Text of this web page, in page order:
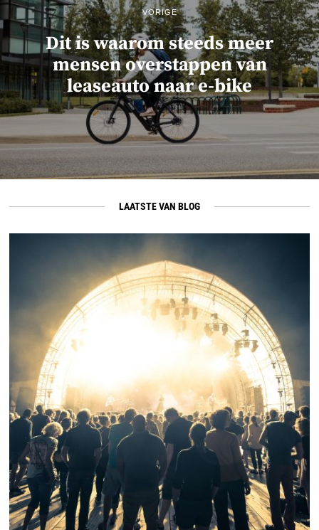
VORIGE
Dit is waarom steeds meer
mensen overstappen van
leaseauto naar e-bike
LAATSTE VAN BLOG